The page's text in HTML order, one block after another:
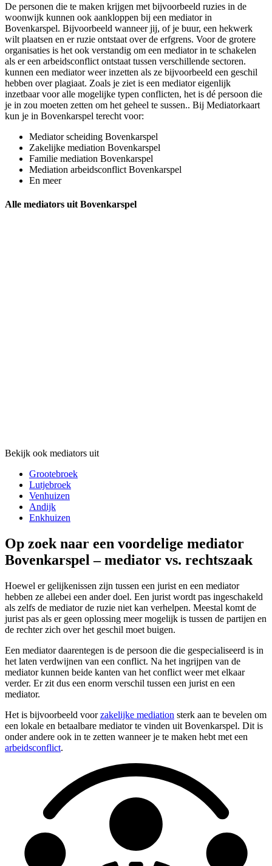
De personen die te maken krijgen met bijvoorbeeld ruzies in de
woonwijk kunnen ook aankloppen bij een mediator in
Bovenkarspel. Bijvoorbeeld wanneer jij, of je buur, een hekwerk
wilt plaatsen en er ruzie ontstaat over de erfgrens. Voor de grotere
organisaties is het ook verstandig om een mediator in te schakelen
als er een arbeidsconflict ontstaat tussen verschillende sectoren.
kunnen een mediator weer inzetten als ze bijvoorbeeld een geschil
hebben over plagiaat. Zoals je ziet is een mediator eigenlijk
inzetbaar voor alle mogelijke typen conflicten, het is dé persoon die
je in zou moeten zetten om het geheel te sussen.. Bij Mediatorkaart
kun je in Bovenkarspel terecht voor:
Mediator scheiding Bovenkarspel
Zakelijke mediation Bovenkarspel
Familie mediation Bovenkarspel
Mediation arbeidsconflict Bovenkarspel
En meer
Alle mediators uit Bovenkarspel
Bekijk ook mediators uit
Grootebroek
Lutjebroek
Venhuizen
Andijk
Enkhuizen
Op zoek naar een voordelige mediator
Bovenkarspel – mediator vs. rechtszaak
Hoewel er gelijkenissen zijn tussen een jurist en een mediator
hebben ze allebei een ander doel. Een jurist wordt pas ingeschakeld
als zelfs de mediator de ruzie niet kan verhelpen. Meestal komt de
jurist pas als er geen oplossing meer mogelijk is tussen de partijen en
de rechter zich over het geschil moet buigen.
Een mediator daarentegen is de persoon die die gespecialiseerd is in
het laten verdwijnen van een conflict. Na het ingrijpen van de
mediator kunnen beide kanten van het conflict weer met elkaar
verder. Er zit dus een enorm verschil tussen een jurist en een
mediator.
Het is bijvoorbeeld voorzakelijke mediation sterk aan te bevelen om
een lokale en betaalbare mediator te vinden uit Bovenkarspel. Dit is
onder andere ook in te zetten wanneer je te maken hebt met een
arbeidsconflict.